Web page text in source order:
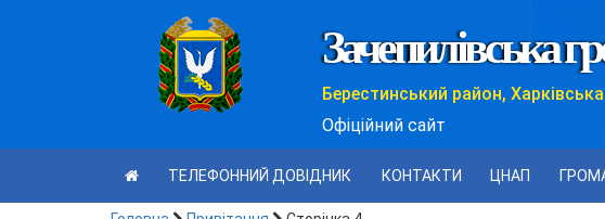
Зачепилівська
Берестинський район,
Офіційний сайт
ТЕЛЕФОННИЙ ДОВІДНИК КОНТАКТИ ЦНАП